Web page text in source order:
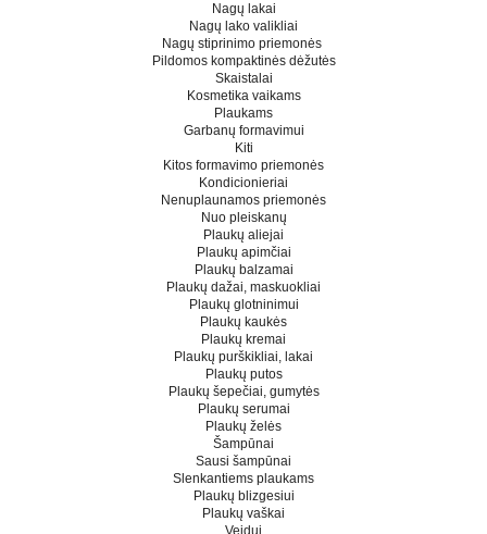
Nagų lakai
Nagų lako valikliai
Nagų stiprinimo priemonės
Pildomos kompaktinės dėžutės
Skaistalai
Kosmetika vaikams
Plaukams
Garbanų formavimui
Kiti
Kitos formavimo priemonės
Kondicionieriai
Nenuplaunamos priemonės
Nuo pleiskanų
Plaukų aliejai
Plaukų apimčiai
Plaukų balzamai
Plaukų dažai, maskuokliai
Plaukų glotninimui
Plaukų kaukės
Plaukų kremai
Plaukų purškikliai, lakai
Plaukų putos
Plaukų šepečiai, gumytės
Plaukų serumai
Plaukų želės
Šampūnai
Sausi šampūnai
Slenkantiems plaukams
Plaukų blizgesiui
Plaukų vaškai
Veidui